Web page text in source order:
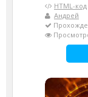
HTML-код
Андрей